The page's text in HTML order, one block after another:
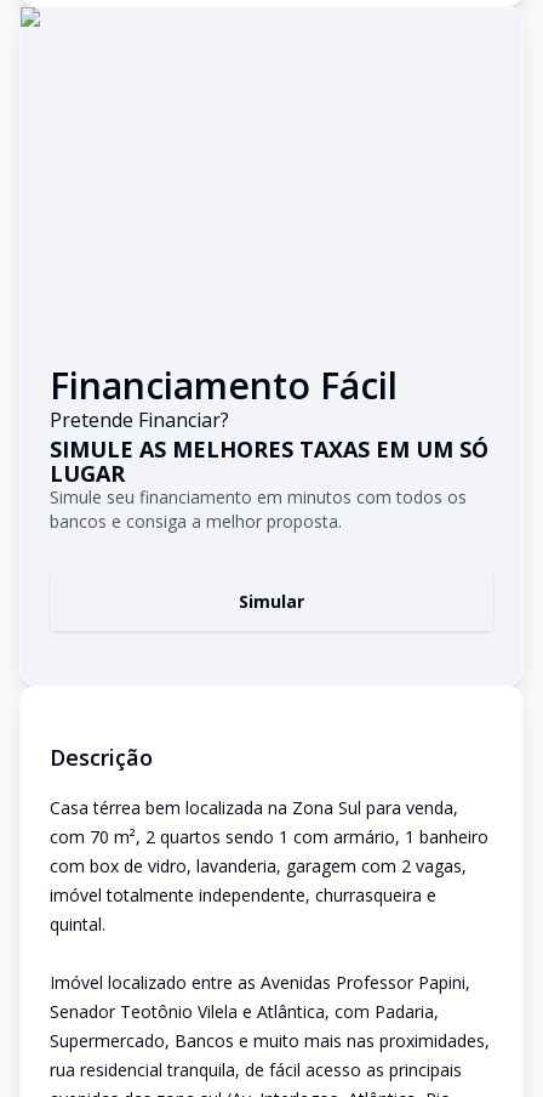
Financiamento Fácil
Pretende Financiar?
SIMULE AS MELHORES TAXAS EM UM SÓ
LUGAR
Simule seu financiamento em minutos com todos os
bancos e consiga a melhor proposta.
Simular
Descrição
Casa térrea bem localizada na Zona Sul para venda,
com 70 m², 2 quartos sendo 1 com armário, 1 banheiro
com box de vidro, lavanderia, garagem com 2 vagas,
imóvel totalmente independente, churrasqueira e
quintal.
Imóvel localizado entre as Avenidas Professor Papini,
Senador Teotônio Vilela e Atlântica, com Padaria,
Supermercado, Bancos e muito mais nas proximidades,
rua residencial tranquila, de fácil acesso as principais